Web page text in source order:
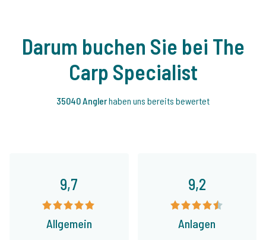
Darum buchen Sie bei The
Carp Specialist
35040 Anglerhaben uns bereits bewertet
9,7
Allgemein
9,2
Anlagen